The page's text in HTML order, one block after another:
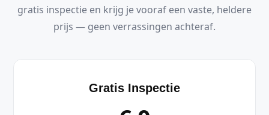
gratis inspectie en krijg je vooraf een vaste, heldere
prijs — geen verrassingen achteraf.
Gratis Inspectie